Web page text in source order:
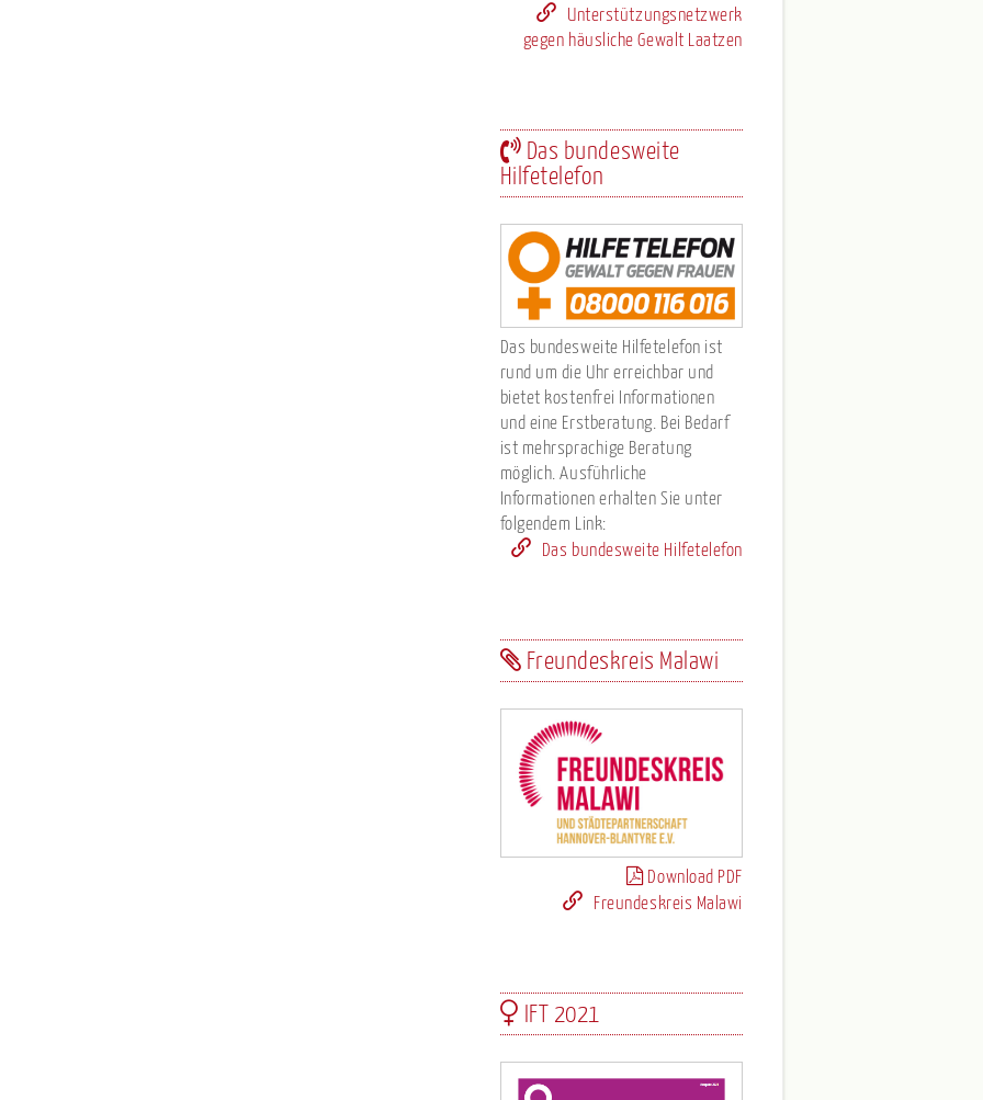
Unterstützungsnetzwerk
gegen häusliche Gewalt Laatzen
Das bundesweite
Hilfetelefon
Das bundesweite Hilfetelefon ist
rund um die Uhr erreichbar und
bietet kostenfrei Informationen
und eine Erstberatung. Bei Bedarf
ist mehrsprachige Beratung
möglich. Ausführliche
Informationen erhalten Sie unter
folgendem Link:
Das bundesweite Hilfetelefon
Freundeskreis Malawi
Download PDF
Freundeskreis Malawi
IFT 2021